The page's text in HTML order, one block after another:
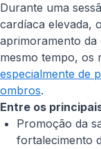
Durante uma
cardíaca elevada,
aprimoramento da
mesmo tempo, os
especialmente de
ombros.
Entre os
Promoção da
fortalecimento